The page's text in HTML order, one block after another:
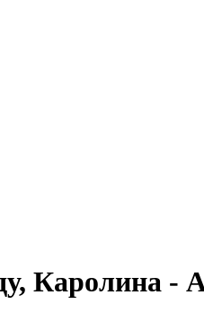
Каролина -